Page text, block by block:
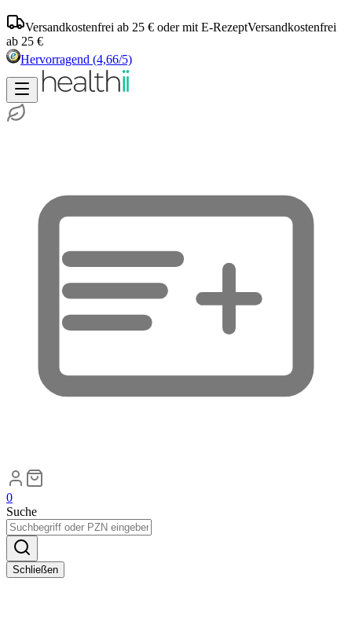
Versandkostenfrei ab 25 € oder mit E-RezeptVersandkostenfrei
ab 25 €
Hervorragend (4,66/5)
0
Suche
Schließen